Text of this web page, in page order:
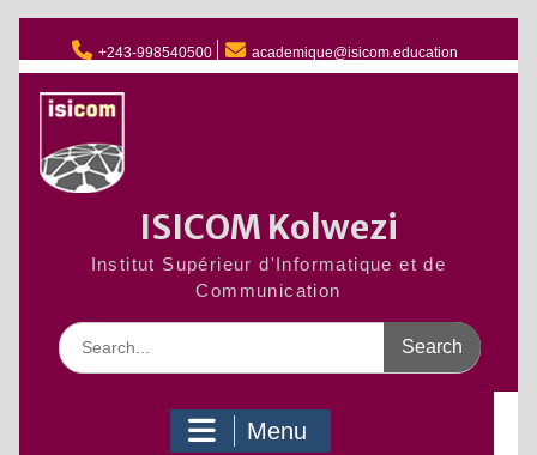
to
content
+243-998540500 academique@isicom.education
ISICOM Kolwezi
Institut Supérieur d'Informatique et de
Communication
Search
for:
Menu